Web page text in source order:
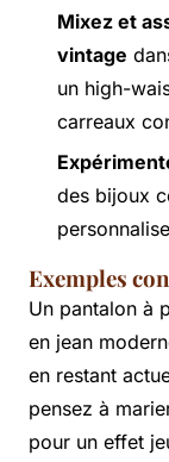
Mixez et
vintage
un high-
carreaux
des bijoux
Exemples
Un pantalon à
en jean
en restant
pensez à
pour un effet